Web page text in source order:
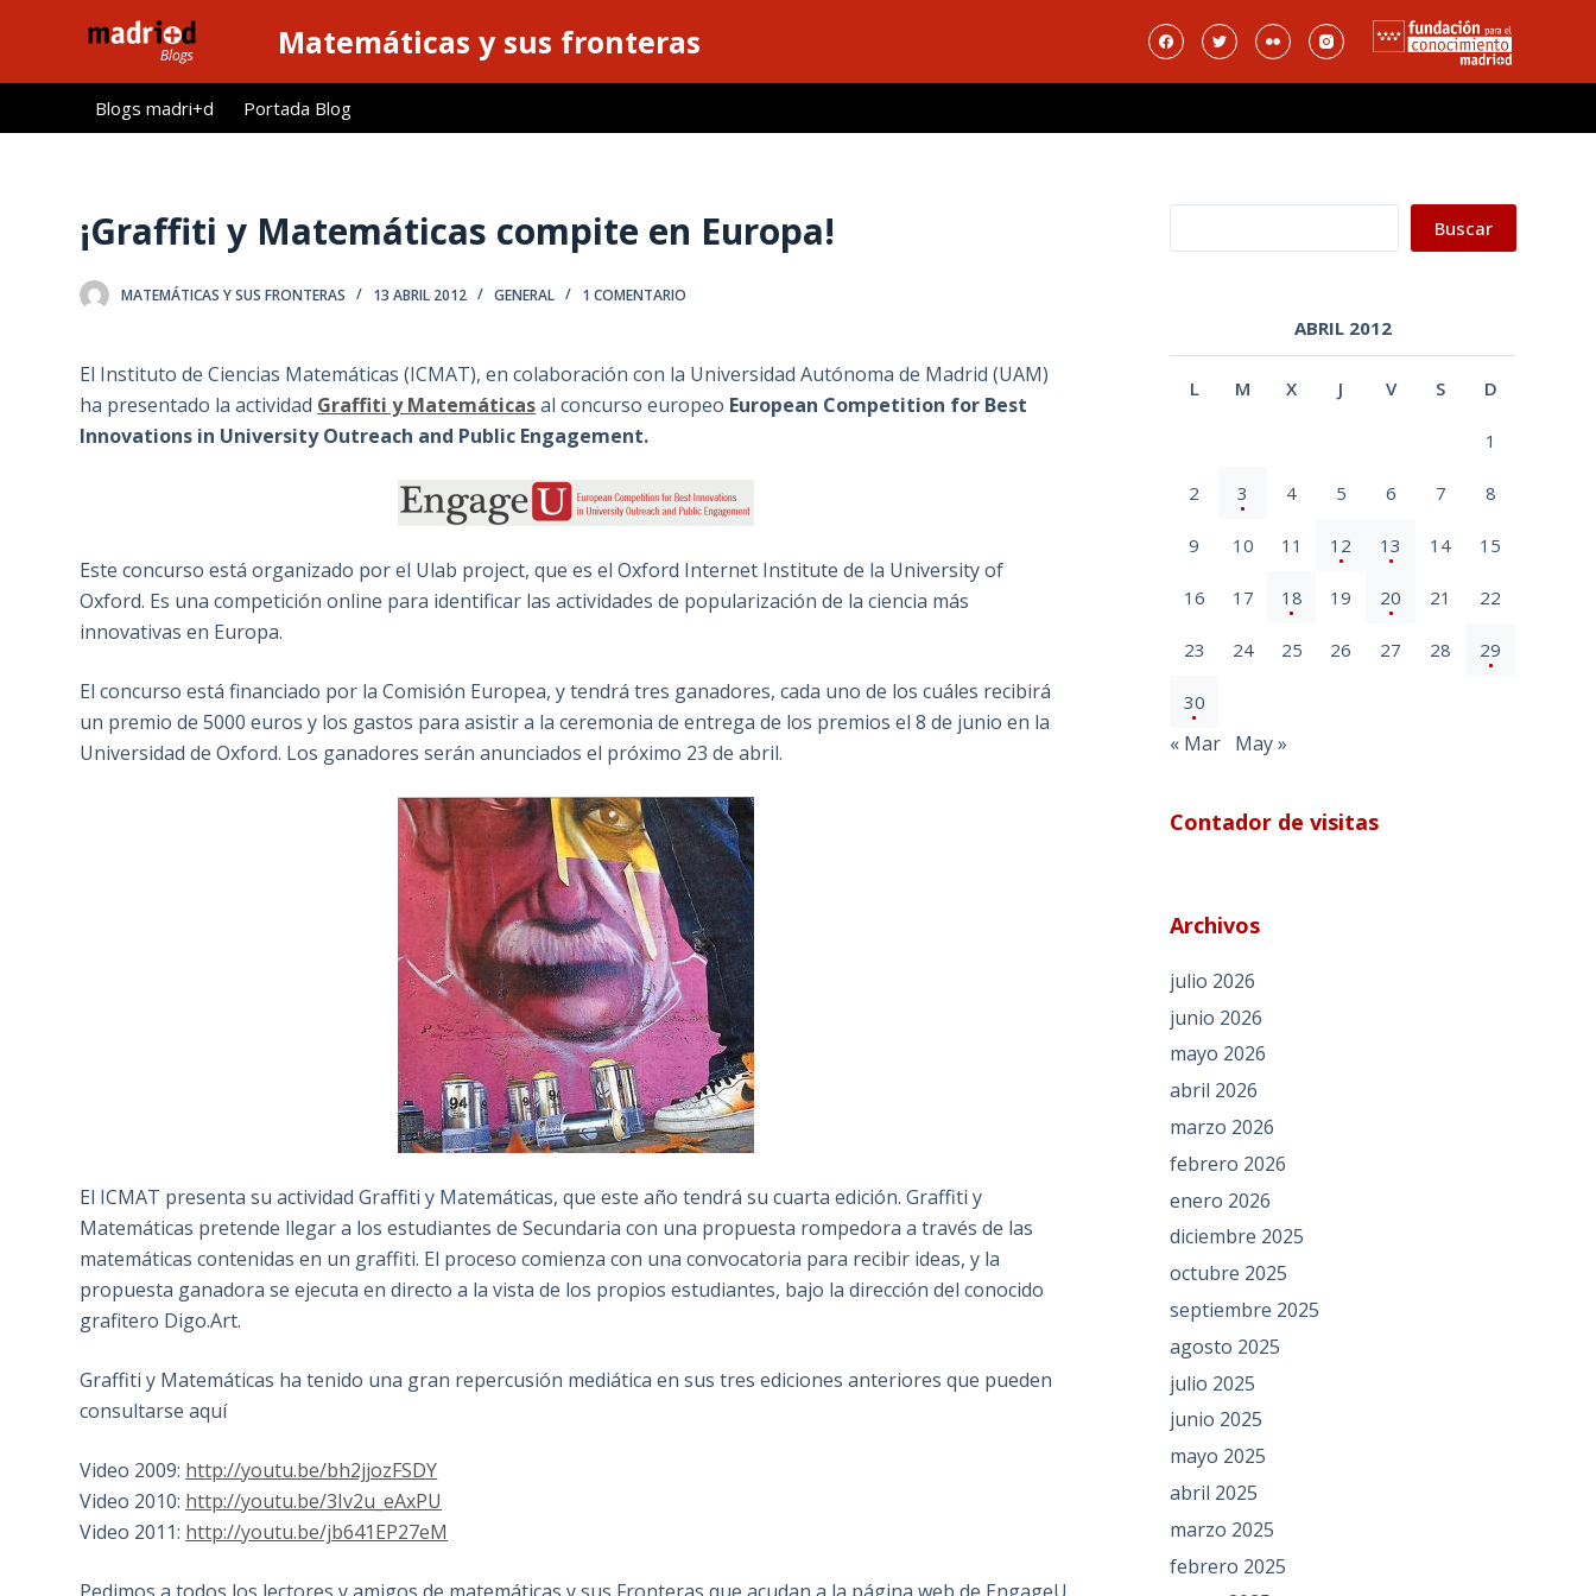
l
Matemáticas y sus fronteras
Blogs madri+d Portada Blog
¡Graffiti y Matemáticas compite en Europa!
MATEMÁTICAS Y SUS FRONTERAS 13 ABRIL 2012 GENERAL 1 COMENTARIO
El Instituto de Ciencias Matemáticas (ICMAT), en colaboración con la Universidad Autónoma de Madrid (UAM)
ha presentado la actividad Graffiti y Matemáticasal concurso europeo European Competition for Best
Innovations in University Outreach and Public Engagement.
Este concurso está organizado por el Ulab project, que es el Oxford Internet Institute de la University of
Oxford. Es una competición online para identificar las actividades de popularización de la ciencia más
innovativas en Europa.
El concurso está financiado por la Comisión Europea, y tendrá tres ganadores, cada uno de los cuáles recibirá
un premio de 5000 euros y los gastos para asistir a la ceremonia de entrega de los premios el 8 de junio en la
Universidad de Oxford. Los ganadores serán anunciados el próximo 23 de abril.
El ICMAT presenta su actividad Graffiti y Matemáticas, que este año tendrá su cuarta edición. Graffiti y
Matemáticas pretende llegar a los estudiantes de Secundaria con una propuesta rompedora a través de las
matemáticas contenidas en un graffiti. El proceso comienza con una convocatoria para recibir ideas, y la
propuesta ganadora se ejecuta en directo a la vista de los propios estudiantes, bajo la dirección del conocido
grafitero Digo.Art.
Graffiti y Matemáticas ha tenido una gran repercusión mediática en sus tres ediciones anteriores que pueden
consultarse aquí
Video 2009: http://youtu.be/bh2jjozFSDY
Video 2010: http://youtu.be/3Iv2u_eAxPU
Video 2011: http://youtu.be/jb641EP27eM
Buscar
ABRIL 2012
L M X J V S D
1
2 3 4 5 6 7 8
9 10 11 12 13 14 15
16 17 18 19 20 21 22
23 24 25 26 27 28 29
30
« Mar May »
Contador de visitas
Archivos
julio 2026
junio 2026
mayo 2026
abril 2026
marzo 2026
febrero 2026
enero 2026
diciembre 2025
octubre 2025
septiembre 2025
agosto 2025
julio 2025
junio 2025
mayo 2025
abril 2025
marzo 2025
febrero 2025